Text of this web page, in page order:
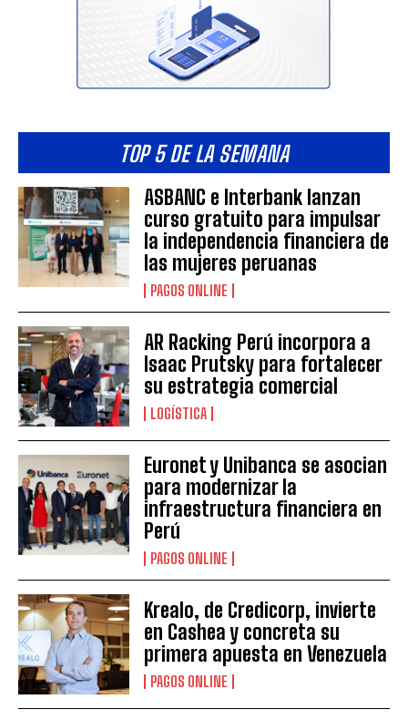
TOP 5 DE LA SEMANA
ASBANC e Interbank lanzan
curso gratuito para impulsar
la independencia financiera de
las mujeres peruanas
PAGOS ONLINE
AR Racking Perú incorpora a
Isaac Prutsky para fortalecer
su estrategia comercial
LOGÍSTICA
Euronet y Unibanca se asocian
para modernizar la
infraestructura financiera en
Perú
PAGOS ONLINE
Krealo, de Credicorp, invierte
en Cashea y concreta su
primera apuesta en Venezuela
PAGOS ONLINE